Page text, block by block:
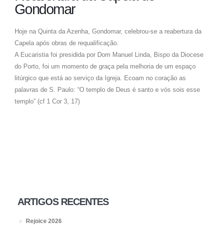
Gondomar
Hoje na Quinta da Azenha, Gondomar, celebrou-se a reabertura da
Capela após obras de requalificação.
A Eucaristia foi presidida por Dom Manuel Linda, Bispo da Diocese
do Porto, foi um momento de graça pela melhoria de um espaço
litúrgico que está ao serviço da Igreja. Ecoam no coração as
palavras de S. Paulo: “O templo de Deus é santo e vós sois esse
templo” (cf 1 Cor 3, 17)
ARTIGOS RECENTES
Rejoice 2026